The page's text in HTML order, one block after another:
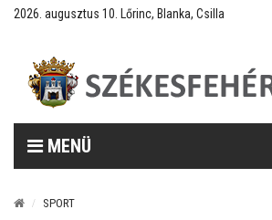
2026. augusztus 10. Lőrinc, Blanka, Csilla
MENÜ
SPORT